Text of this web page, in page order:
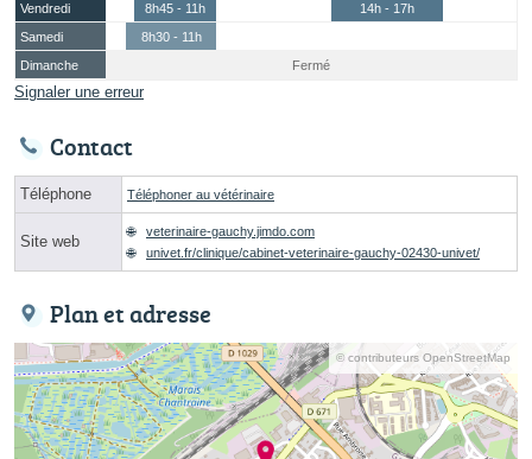
Vendredi
8h45 - 11h
14h - 17h
Samedi
8h30 - 11h
Dimanche
Fermé
Signaler une erreur
Contact
Téléphone Téléphoner au vétérinaire
Site web
veterinaire-gauchy.jimdo.com
univet.fr/clinique/cabinet-veterinaire-gauchy-02430-univet/
Plan et adresse
© contributeurs OpenStreetMap